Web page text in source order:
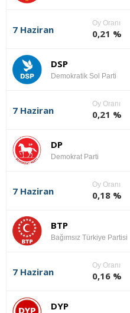
7 Haziran
Oy Oranı
0,21 %
DSP
Demokratik Sol Parti
7 Haziran
Oy Oranı
0,21 %
DP
Demokrat Parti
7 Haziran
Oy Oranı
0,18 %
BTP
Bağımsız Türkiye Partisi
7 Haziran
Oy Oranı
0,16 %
DYP